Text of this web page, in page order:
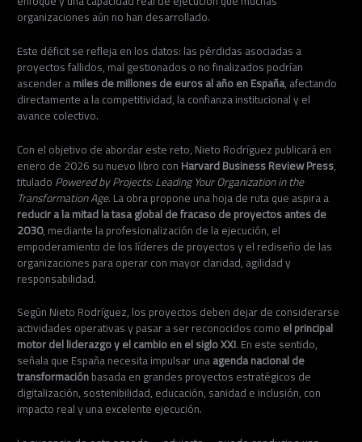
organizaciones aún no han desarrollado.
Este déficit se refleja en los datos: las pérdidas asociadas a
proyectos fallidos, mal gestionados o no finalizados podrían
ascender amiles de millones de euros al año en España, afectando
directamente a la competitividad, la confianza institucional y el
avance colectivo.
Con el objetivo de abordar este reto, Nieto Rodríguez publicará en
enero de 2026 su nuevo libro conHarvard Business Review Press,
tituladoPowered by Projects: Leading Your Organization in the
Transformation Age. La obra propone una hoja de ruta que aspira a
reducir a la mitad la tasa global de fracaso de proyectos antes de
2030, mediante la profesionalización de la ejecución, el
empoderamiento de los líderes de proyectos y el rediseño de las
organizaciones para operar con mayor claridad, agilidad y
responsabilidad.
Según Nieto Rodríguez, los proyectos deben dejar de considerarse
actividades operativas y pasar a ser reconocidos comoel principal
motor del liderazgo y el cambio en el siglo XXI. En este sentido,
señala que España necesita impulsar unaagenda nacional de
transformaciónbasada en grandes proyectos estratégicos de
digitalización, sostenibilidad, educación, sanidad e inclusión, con
impacto real y una excelente ejecución.